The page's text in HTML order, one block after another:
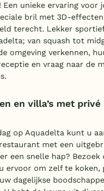
Een unieke ervaring voor
bril met 3D-
terecht. Lekker
van squash tot
omgeving verkennen,
en vraag naar de
en villa’s met privé
op Aquadelta kunt u
met een
een snelle hap? Bezoek
ervoor om zelf te koken,
dagelijkse